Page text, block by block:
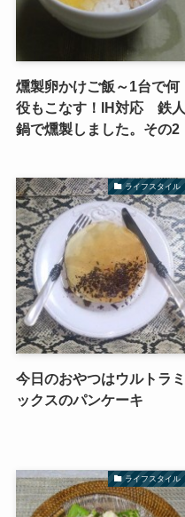
燻製卵かけご飯～1台で何
役もこなす！IH対応 鉄人
鍋で燻製しました。その2
ライフスタイル
今日のおやつはウルトラミ
ックスのパンケーキ
ライフスタイル